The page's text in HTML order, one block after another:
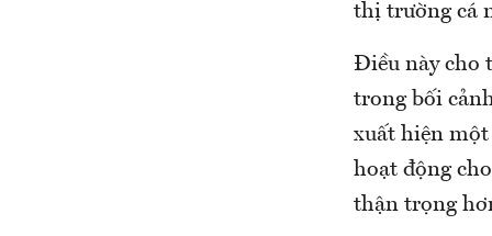
thị trường cá
Điều này cho
trong bối
xuất hiện một
hoạt động
thận trọng